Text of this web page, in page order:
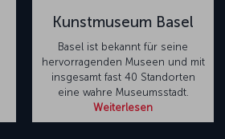
Kunstmuseum Basel
Basel ist bekannt für seine
hervorragenden Museen und mit
insgesamt fast 40 Standorten
eine wahre Museumsstadt.
Weiterlesen